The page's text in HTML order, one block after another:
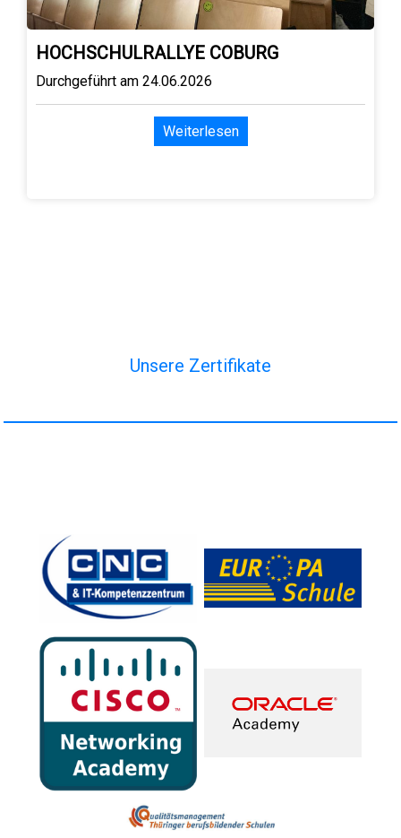
HOCHSCHULRALLYE COBURG
Durchgeführt am 24.06.2026
Weiterlesen
Unsere Zertifikate